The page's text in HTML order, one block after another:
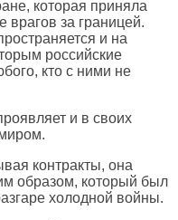
которая приняла
за границей.
и на
российские
кто с ними не
и в своих
контракты, она
образом, который был
холодной войны.